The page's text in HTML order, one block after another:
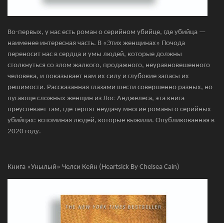
Во-первых, у нас есть роман о серийном убийце, где убийца —
наименее интересная часть. В «Этих женщинах» Почода
переносит нас в сердца и умы людей, которые должны
столкнуться со злом жалкого, продажного, неуравновешенного
человека, и показывает нам их силу и глубокие запасы их
решимости. Рассказанная глазами шести совершенно разных, но
пугающе сложных женщин из Лос-Анджелеса, эта книга
преуспевает там, где терпят неудачу многие романы о серийных
убийцах: вспоминая людей, которые выжили. Опубликованная в
2020 году.
Книга «Унылый» Челси Кейн (Heartsick By Chelsea Cain)